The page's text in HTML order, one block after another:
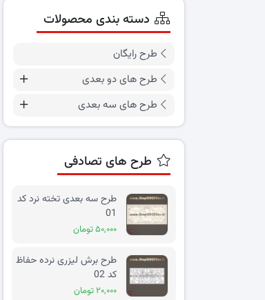
دسته بندی محصولات
طرح رایگان
طرح های دو بعدی
طرح های سه بعدی
طرح های تصادفی
طرح سه بعدی تخته نرد کد
01
۵۰,۰۰۰ تومان
طرح برش لیزری نرده حفاظ
کد 02
۲۰,۰۰۰ تومان